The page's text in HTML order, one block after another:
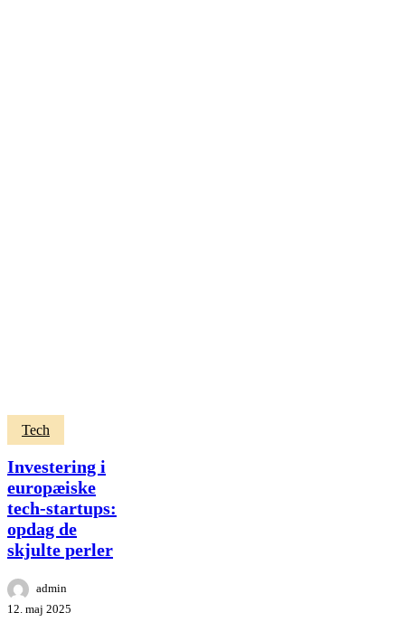
Investering
i
europæiske
tech-
startups:
opdag
de
skjulte
perler
Tech
Investering i
europæiske
tech-startups:
opdag de
skjulte perler
admin
12. maj 2025